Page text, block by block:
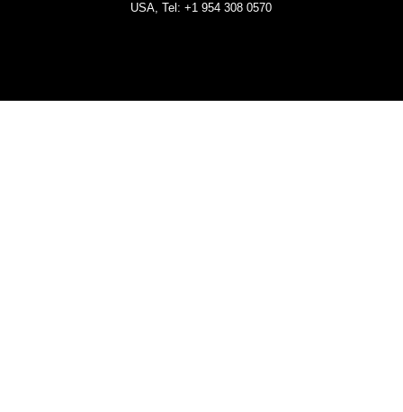
USA, Tel: +1 954 308 0570